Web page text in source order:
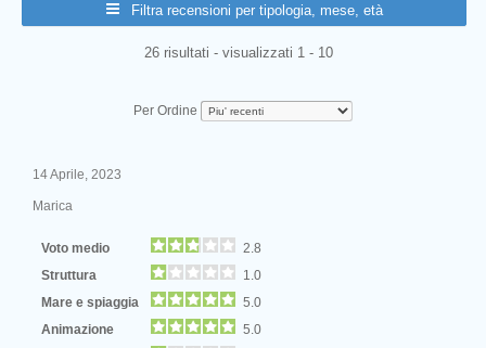
Filtra recensioni per tipologia, mese, età
26 risultati - visualizzati 1 - 10
Per Ordine
14 Aprile, 2023
Marica
Voto medio
2.8
Struttura
1.0
Mare e spiaggia
5.0
Animazione
5.0